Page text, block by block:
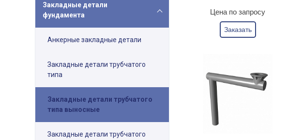
Закладные детали
фундамента
Анкерные закладные детали
Закладные детали трубчатого
типа
Закладные детали трубчатого
типа выносные
Закладные детали трубчатого
Цена по запросу
Заказать